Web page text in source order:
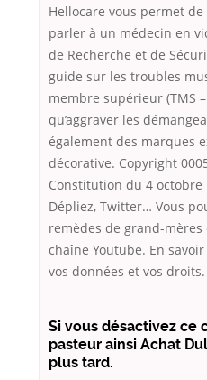
Hellocare vous permet de
parler à un médecin en
de Recherche et de
guide sur les troubles
membre supérieur (TMS
qu’aggraver les
également des marques
décorative. Copyright
Constitution du 4 octobre
Dépliez, Twitter… Vous
remèdes de grand-
chaîne Youtube. En
vos données et vos droits.
Si vous désactivez ce
pasteur ainsi Achat
plus tard.